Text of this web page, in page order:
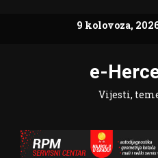
9 kolovoza,
e-
Vijesti,